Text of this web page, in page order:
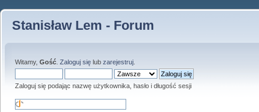
Stanisław Lem - Forum
Witamy, Gość Zaloguj się lub zarejestruj
Zaloguj się podając nazwę użytkownika, hasło i długość sesji